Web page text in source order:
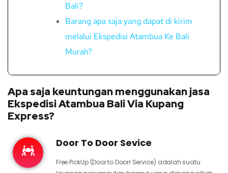
Bali?
Barang apa saja yang dapat di kirim
melalui Ekspedisi Atambua Ke Bali
Murah?
Apa saja keuntungan menggunakan jasa
Ekspedisi Atambua Bali Via Kupang
Express?
Door To Door Sevice
Free PickUp (Door to Doorr Service) adalah suatu